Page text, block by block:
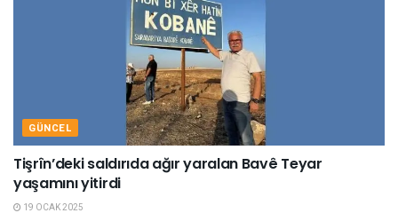
GÜNCEL
Tişrîn’deki saldırıda ağır yaralan Bavê Teyar
yaşamını yitirdi
19 OCAK 2025